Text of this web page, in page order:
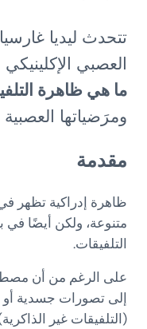
تتحدث ليديا
العصبي
ما هي ظاهرة
ومرَضياتها العصبية
مقدمة
ظاهرة إدراكية تظهر
متنوعة، ولكن أيضًا
التلفيقات.
على الرغم من أن
إلى تصورات جسدية أو
(التلفيقات غير